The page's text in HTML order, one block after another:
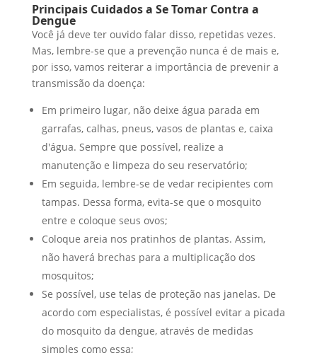
Principais Cuidados a Se Tomar Contra a
Dengue
Você já deve ter ouvido falar disso, repetidas vezes.
Mas, lembre-se que a prevenção nunca é de mais e,
por isso, vamos reiterar a importância de prevenir a
transmissão da doença:
Em primeiro lugar, não deixe água parada em
garrafas, calhas, pneus, vasos de plantas e, caixa
d'água. Sempre que possível, realize a
manutenção e limpeza do seu reservatório;
Em seguida, lembre-se de vedar recipientes com
tampas. Dessa forma, evita-se que o mosquito
entre e coloque seus ovos;
Coloque areia nos pratinhos de plantas. Assim,
não haverá brechas para a multiplicação dos
mosquitos;
Se possível, use telas de proteção nas janelas. De
acordo com especialistas, é possível evitar a picada
do mosquito da dengue, através de medidas
simples como essa;